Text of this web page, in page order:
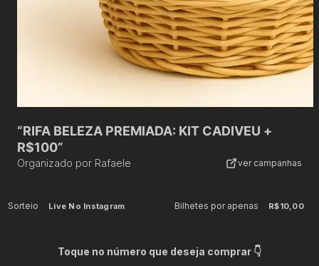
“RIFA BELEZA PREMIADA: KIT CADIVEU +
R$100”
Organizado por Rafaele ver campanhas
Sorteio Live No Instagram Bilhetes por apenas R$10,00
Toque no número que deseja comprar 👇